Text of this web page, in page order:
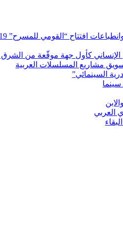
افتتاح “القومي للمسرح” 19
الإنساني كأول جهة موقّعة من
مشاريع المسلسلات العربية
السينمائي”
سينما
العربي